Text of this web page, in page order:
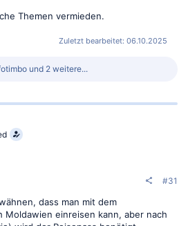
Themen vermieden.
Zuletzt bearbeitet: 06.10.2025
und 2 weitere...
#31
dass man mit dem
Moldawien einreisen kann, aber nach